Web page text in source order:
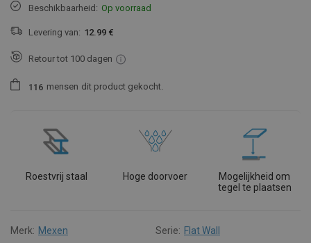
Beschikbaarheid: Op voorraad
Levering van: 12.99 €
Retour tot 100 dagen
1 1 6 mensen dit product gekocht.
Roestvrij staal Hoge doorvoer
Mogelijkheid om
tegel te plaatsen
Merk: Mexen Serie: Flat Wall